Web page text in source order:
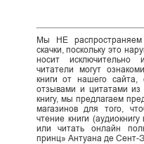
Мы НЕ
скачки, поскольку это
носит исключительно
читатели могут
книги от нашего сайта,
отзывами и цитатами из
книгу, мы предлагаем
магазинов для того,
чтение книги
или читать онлайн
принц» Антуана де Сент-